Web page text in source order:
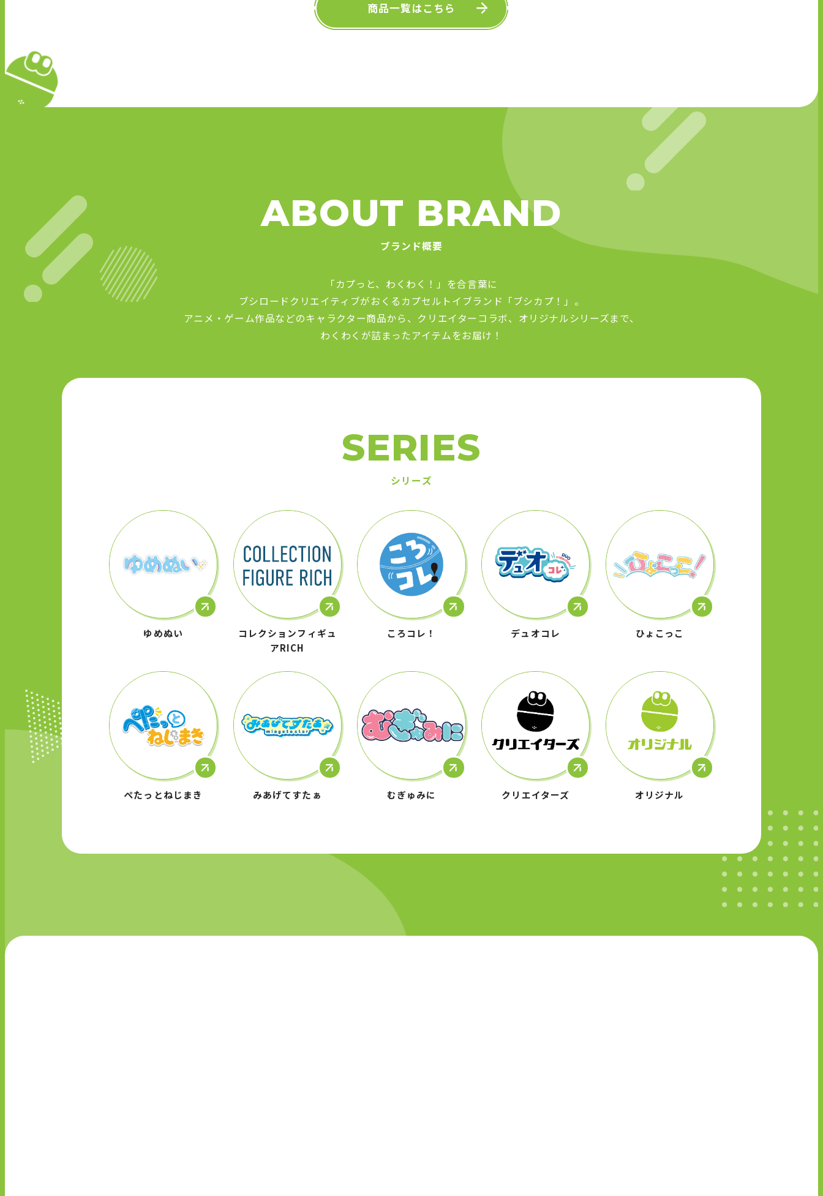
商品一覧はこちら
ABOUT BRAND
ブランド概要
「カプっと、わくわく！」を合言葉に
ブシロードクリエイティブがおくる カプセルトイブランド「ブシカプ！」。
アニメ・ゲーム作品などのキャラクター商品から、 クリエイターコラボ、オリジナルシリーズまで、
わくわくが詰まったアイテムをお届け！
SERIES
シリーズ
ゆめぬい
コレクションフィギュ
アRICH
ころコレ！ デュオコレ ひょこっこ
ぺたっとねじまき みあげてすたぁ むぎゅみに クリエイターズ オリジナル